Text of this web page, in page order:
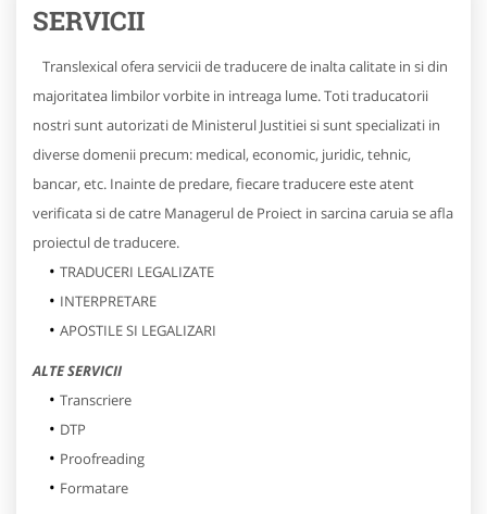
SERVICII
Translexical ofera servicii de traducere de inalta calitate in si din
majoritatea limbilor vorbite in intreaga lume. Toti traducatorii
nostri sunt autorizati de Ministerul Justitiei si sunt specializati in
diverse domenii precum: medical, economic, juridic, tehnic,
bancar, etc. Inainte de predare, fiecare traducere este atent
verificata si de catre Managerul de Proiect in sarcina caruia se afla
proiectul de traducere.
TRADUCERI LEGALIZATE
INTERPRETARE
APOSTILE SI LEGALIZARI
ALTE SERVICII
Transcriere
DTP
Proofreading
Formatare